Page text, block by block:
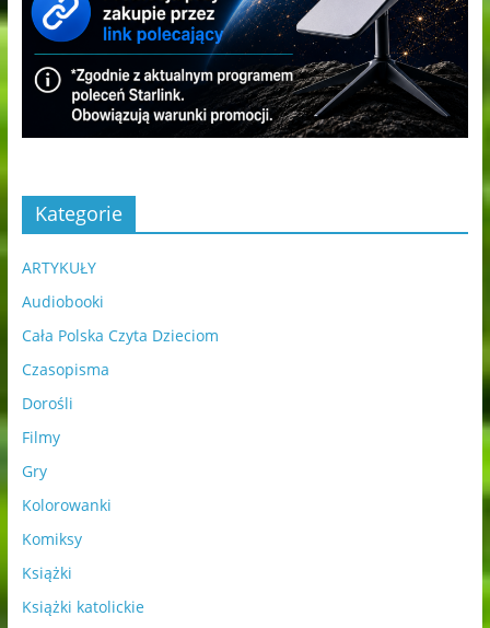
Kategorie
ARTYKUŁY
Audiobooki
Cała Polska Czyta Dzieciom
Czasopisma
Dorośli
Filmy
Gry
Kolorowanki
Komiksy
Książki
Książki katolickie